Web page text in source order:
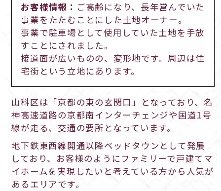
お客様情報： ご高齢になり、長年営んでいた
事業をたたむことにした土地オーナー。
事業で駐車場として使用していた土地を手放
すことにされました。
接道面が広いものの、変形地です。周辺は住
宅街という立地にあります。
山科区は「京都の東の玄関口」となっており、名
神高速道路の京都南インターチェンジや国道1号
線が走る、交通の要所となっています。
地下鉄東西線開通以降ベッドタウンとして発展
しており、お客様のようにファミリーで戸建てマ
イホームを実現したいと考えている方から人気が
あるエリアです。